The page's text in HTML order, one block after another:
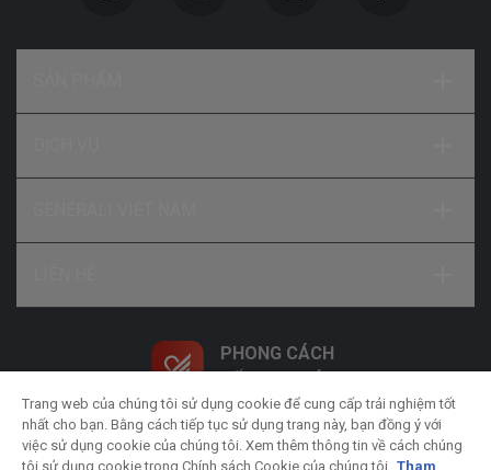
PHONG CÁCH
Trang web của chúng tôi sử dụng cookie để cung cấp trải nghiệm tốt
nhất cho bạn. Bằng cách tiếp tục sử dụng trang này, bạn đồng ý với
việc sử dụng cookie của chúng tôi. Xem thêm thông tin về cách chúng
tôi sử dụng cookie trong Chính sách Cookie của chúng tôi. Tham